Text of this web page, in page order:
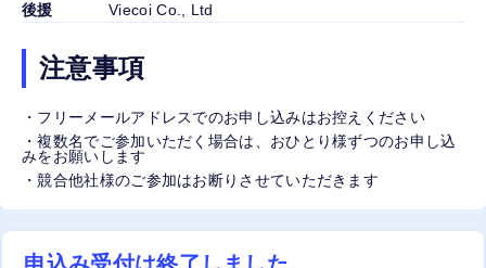
後援
Viecoi Co., Ltd
注意事項
・フリーメールアドレスでのお申し込みはお控えください
・複数名でご参加いただく場合は、おひとり様ずつのお申し込
みをお願いします
・競合他社様のご参加はお断りさせていただきます